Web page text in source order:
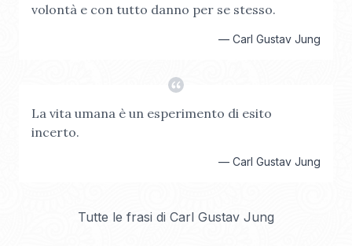
volontà e con tutto danno per se stesso.
— Carl Gustav Jung
La vita umana è un esperimento di esito
incerto.
— Carl Gustav Jung
Tutte le frasi di Carl Gustav Jung